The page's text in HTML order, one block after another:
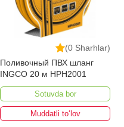
(0 Sharhlar)
Поливочный ПВХ шланг
INGCO 20 м HPH2001
Sotuvda bor
Muddatli to‘lov